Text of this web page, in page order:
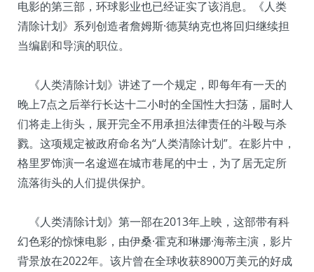
电影的第三部，环球影业也已经证实了该消息。《人类
清除计划》系列创造者詹姆斯·德莫纳克也将回归继续担
当编剧和导演的职位。
《人类清除计划》讲述了一个规定，即每年有一天的
晚上7点之后举行长达十二小时的全国性大扫荡，届时人
们将走上街头，展开完全不用承担法律责任的斗殴与杀
戮。这项规定被政府命名为“人类清除计划”。在影片中，
格里罗饰演一名逡巡在城市巷尾的中士，为了居无定所
流落街头的人们提供保护。
《人类清除计划》第一部在2013年上映，这部带有科
幻色彩的惊悚电影，由伊桑·霍克和琳娜·海蒂主演，影片
背景放在2022年。该片曾在全球收获8900万美元的好成